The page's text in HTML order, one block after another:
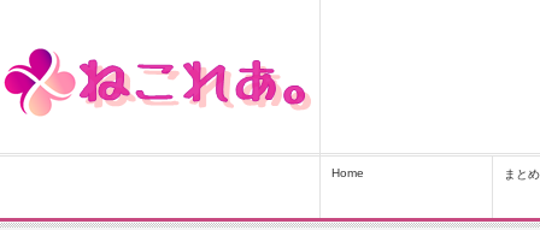
Home まと